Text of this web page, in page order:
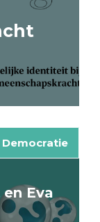
Democratie
Eva